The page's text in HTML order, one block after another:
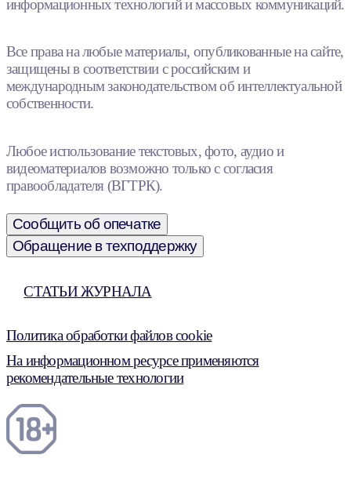
информационных технологий и массовых коммуникаций.
Все права на любые материалы, опубликованные на сайте,
защищены в соответствии с российским и
международным законодательством об интеллектуальной
собственности.
Любое использование текстовых, фото, аудио и
видеоматериалов возможно только с согласия
правообладателя (ВГТРК).
Сообщить об опечатке
Обращение в техподдержку
СТАТЬИ ЖУРНАЛА
Политика обработки файлов cookie
На информационном ресурсе применяются
рекомендательные технологии